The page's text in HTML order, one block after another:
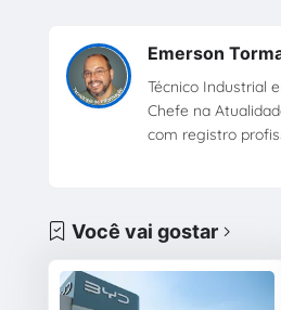
Emerson
Técnico Industrial
Chefe na
com registro
Você vai gostar